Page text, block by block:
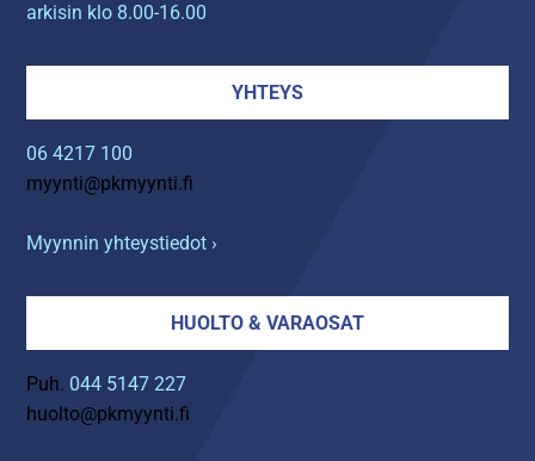
arkisin klo 8.00-16.00
YHTEYS
06 4217 100
myynti@pkmyynti.fi
Myynnin yhteystiedot ›
HUOLTO & VARAOSAT
Puh. 044 5147 227
huolto@pkmyynti.fi